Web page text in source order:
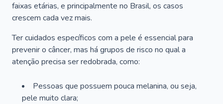
faixas etárias, e principalmente no Brasil, os casos
crescem cada vez mais.
Ter cuidados específicos com a pele é essencial para
prevenir o câncer, mas há grupos de risco no qual a
atenção precisa ser redobrada, como:
Pessoas que possuem pouca melanina, ou seja,
pele muito clara;